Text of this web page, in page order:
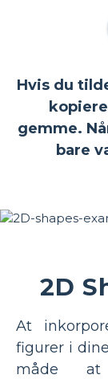
Hvis du
gemme.
bare
2D
At
figurer i
måde